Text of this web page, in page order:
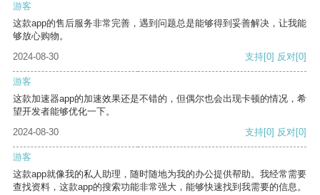
游客
这款app的售后服务非常完善，遇到问题总是能够得到妥善解决，让我能
够放心购物。
2024-08-30
支持[0] 反对[0]
游客
这款加速器app的加速效果还是不错的，但偶尔也会出现卡顿的情况，希
望开发者能够优化一下。
2024-08-30
支持[0] 反对[0]
游客
这款app就像我的私人助理，随时随地为我的办公提供帮助。我经常需要
查找资料，这款app的搜索功能非常强大，能够快速找到我需要的信息。